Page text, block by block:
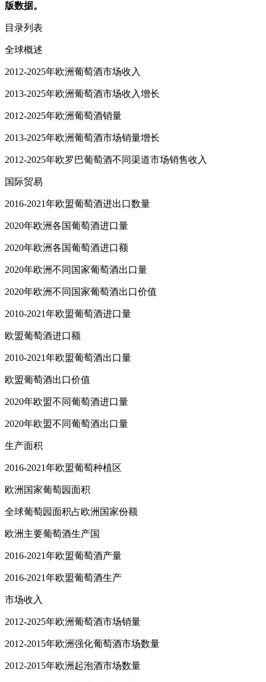
版数据。
目录列表
全球概述
2012-2025年欧洲葡萄酒市场收入
2013-2025年欧洲葡萄酒市场收入增长
2012-2025年欧洲葡萄酒销量
2013-2025年欧洲葡萄酒市场销量增长
2012-2025年欧罗巴葡萄酒不同渠道市场销售收入
国际贸易
2016-2021年欧盟葡萄酒进出口数量
2020年欧洲各国葡萄酒进口量
2020年欧洲各国葡萄酒进口额
2020年欧洲不同国家葡萄酒出口量
2020年欧洲不同国家葡萄酒出口价值
2010-2021年欧盟葡萄酒进口量
欧盟葡萄酒进口额
2010-2021年欧盟葡萄酒出口量
欧盟葡萄酒出口价值
2020年欧盟不同葡萄酒进口量
2020年欧盟不同葡萄酒出口量
生产面积
2016-2021年欧盟葡萄种植区
欧洲国家葡萄园面积
全球葡萄园面积占欧洲国家份额
欧洲主要葡萄酒生产国
2016-2021年欧盟葡萄酒产量
2016-2021年欧盟葡萄酒生产
市场收入
2012-2025年欧洲葡萄酒市场销量
2012-2015年欧洲强化葡萄酒市场数量
2012-2015年欧洲起泡酒市场数量